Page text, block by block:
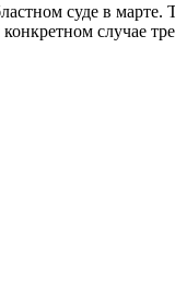
суде в марте.
случае